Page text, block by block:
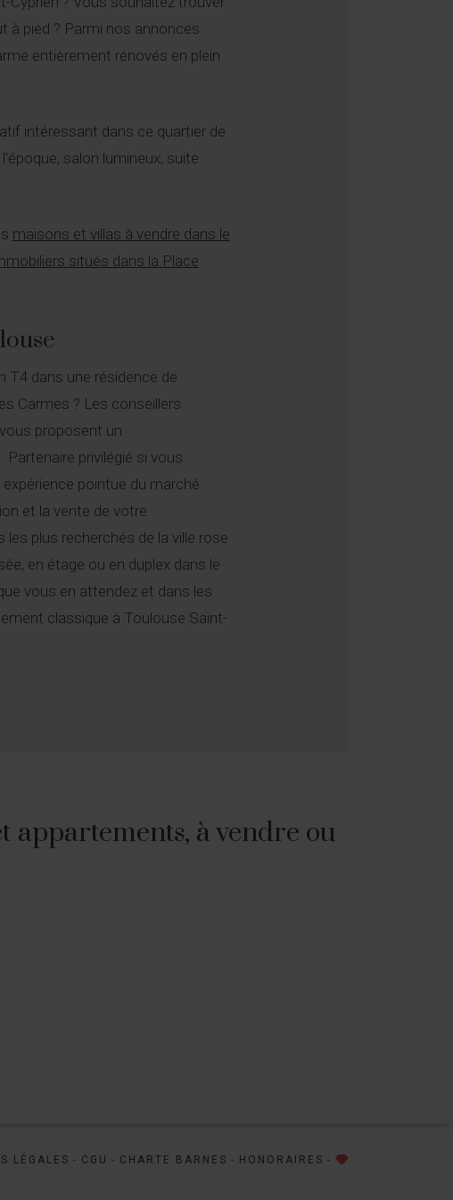
à pied ? Parmi nos annonces
entièrement rénovés en plein
intéressant dans ce quartier de
salon lumineux, suite
maisons et villas à vendre dans le
situés dans la Place
T4 dans une résidence de
Carmes ? Les conseillers
proposent un
Partenaire privilégié si vous
pointue du marché
et la vente de votre
plus recherchés de la ville rose
en étage ou en duplex dans le
vous en attendez et dans les
classique à Toulouse Saint-
appartements, à vendre ou
LÉGALES - CGU - CHARTE BARNES - HONORAIRES -